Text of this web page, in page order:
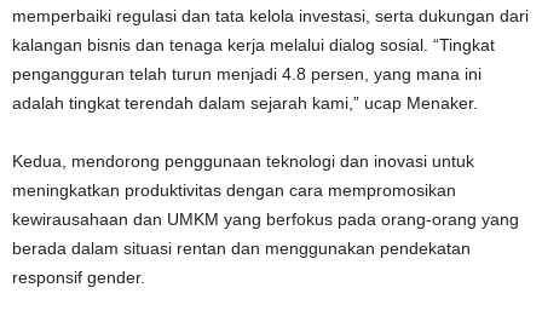
memperbaiki regulasi dan tata kelola investasi, serta dukungan dari
kalangan bisnis dan tenaga kerja melalui dialog sosial. “Tingkat
pengangguran telah turun menjadi 4.8 persen, yang mana ini
adalah tingkat terendah dalam sejarah kami,” ucap Menaker.
Kedua, mendorong penggunaan teknologi dan inovasi untuk
meningkatkan produktivitas dengan cara mempromosikan
kewirausahaan dan UMKM yang berfokus pada orang-orang yang
berada dalam situasi rentan dan menggunakan pendekatan
responsif gender.